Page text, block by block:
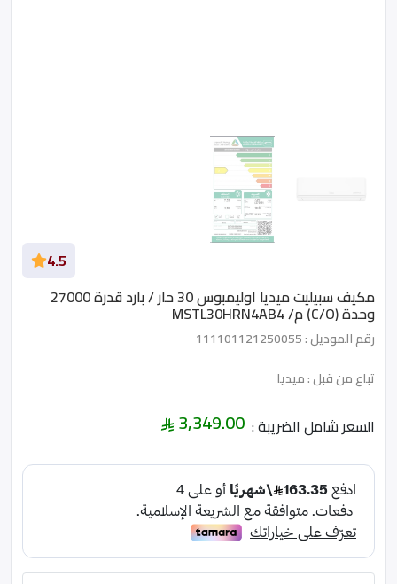
4.5
مكيف سبيليت ميديا اوليمبوس 30 حار / بارد قدرة 27000
وحدة (C/O) م/ MSTL30HRN4AB4
رقم الموديل : 111101121250055
تباع من قبل : ميديا
السعر شامل الضريبة : 3,349.00